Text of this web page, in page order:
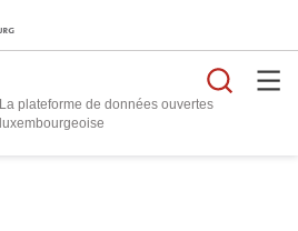
La plateforme de données ouvertes